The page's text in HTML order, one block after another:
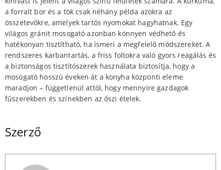
a forralt bor és a tök csak néhány példa azokra az
összetevőkre, amelyek tartós nyomokat hagyhatnak. Egy
világos gránit mosogató azonban könnyen védhető és
hatékonyan tisztítható, ha ismeri a megfelelő módszereket. A
rendszeres karbantartás, a friss foltokra való gyors reagálás és
a biztonságos tisztítószerek használata biztosítja, hogy a
mosogató hosszú éveken át a konyha központi eleme
maradjon – függetlenül attól, hogy mennyire gazdagok
fűszerekben és színekben az őszi ételek.
Szerző